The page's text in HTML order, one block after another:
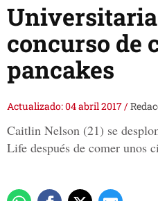
concurso de
pancakes
Actualizado: 04 abril 2017/
Caitlin Nelson (21) se
Life después de comer unos